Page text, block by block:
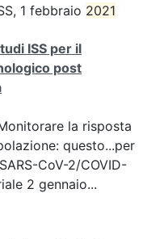
1 febbraio 2021
ISS per il
post
la risposta
questo...per
CoV-2/COVID-
2 gennaio...